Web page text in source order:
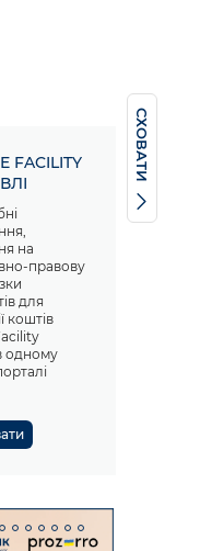
FACILITY
на
правову
для
коштів
одному
СХОВАТИ